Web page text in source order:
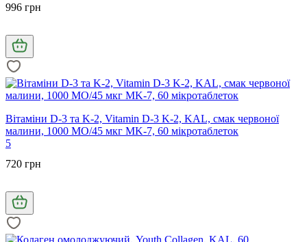
996 грн
Вітаміни D-3 та K-2, Vitamin D-3 K-2, KAL, смак червоної
малини, 1000 МО/45 мкг MK-7, 60 мікротаблеток
5
720 грн